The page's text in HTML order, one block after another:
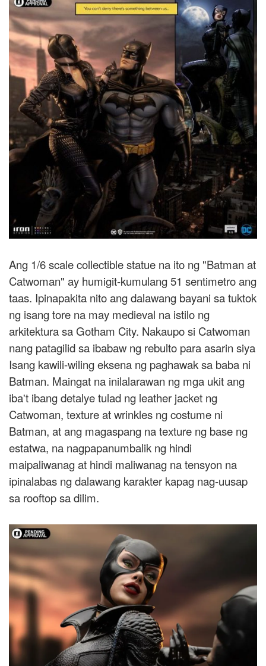
Ang 1/6 scale collectible statue na ito ng "Batman at
Catwoman" ay humigit-kumulang 51 sentimetro ang
taas. Ipinapakita nito ang dalawang bayani sa tuktok
ng isang tore na may medieval na istilo ng
arkitektura sa Gotham City. Nakaupo si Catwoman
nang patagilid sa ibabaw ng rebulto para asarin siya
Isang kawili-wiling eksena ng paghawak sa baba ni
Batman. Maingat na inilalarawan ng mga ukit ang
iba't ibang detalye tulad ng leather jacket ng
Catwoman, texture at wrinkles ng costume ni
Batman, at ang magaspang na texture ng base ng
estatwa, na nagpapanumbalik ng hindi
maipaliwanag at hindi maliwanag na tensyon na
ipinalabas ng dalawang karakter kapag nag-uusap
sa rooftop sa dilim.